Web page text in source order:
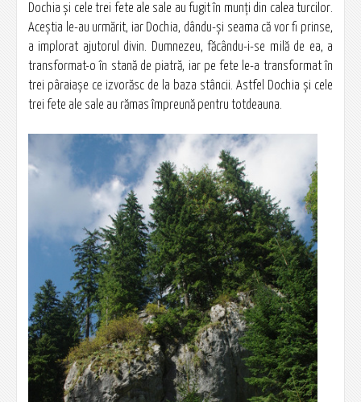
Dochia şi cele trei fete ale sale au fugit în munţi din calea turcilor.
Aceştia le-au urmărit, iar Dochia, dându-şi seama că vor fi prinse,
a implorat ajutorul divin. Dumnezeu, făcându-i-se milă de ea, a
transformat-o în stană de piatră, iar pe fete le-a transformat în
trei pâraiaşe ce izvorăsc de la baza stâncii. Astfel Dochia şi cele
trei fete ale sale au rămas împreună pentru totdeauna.